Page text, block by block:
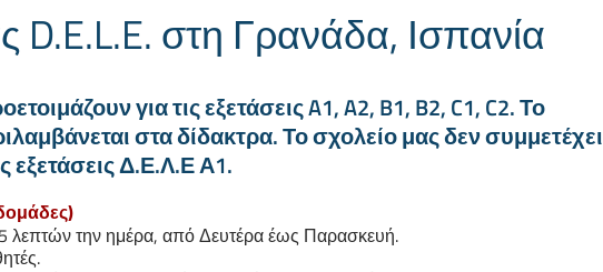
D.E.L.E. στη Γρανάδα, Ισπανία
για τις εξετάσεις A1, A2, B1, B2, C1, C2. Το
στα δίδακτρα. Το σχολείο μας δεν συμμετέχει
εξετάσεις Δ.Ε.Λ.Ε Α1.
λεπτών την ημέρα, από Δευτέρα έως Παρασκευή.